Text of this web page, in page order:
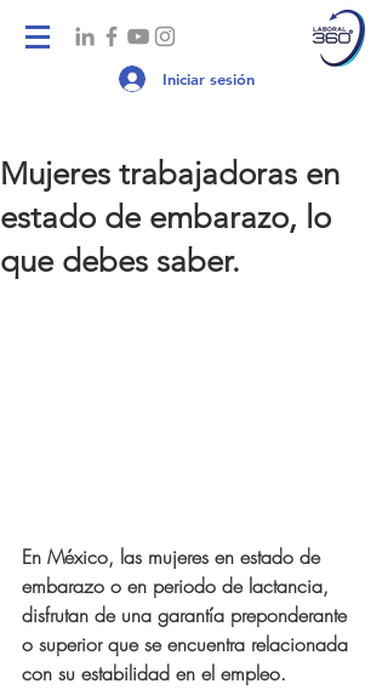
Iniciar sesión
Mujeres trabajadoras en
estado de embarazo, lo
que debes saber.
En México, las mujeres en estado de
embarazo o en periodo de lactancia,
disfrutan de una garantía preponderante
o superior que se encuentra relacionada
con su estabilidad en el empleo.